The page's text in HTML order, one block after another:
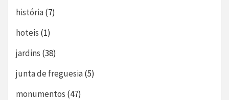
história(7)
hoteis (1)
jardins (38)
junta de freguesia(5)
monumentos (47)